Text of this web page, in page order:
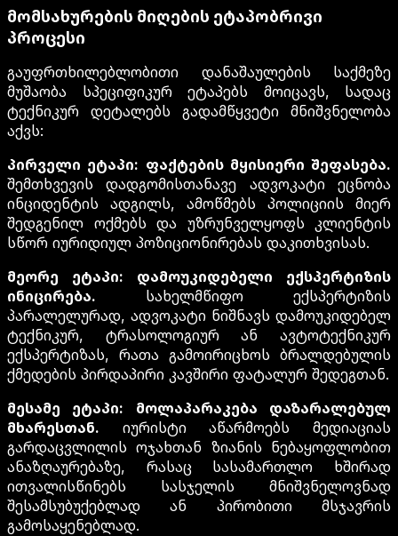
მომსახურების მიღების ეტაპობრივი
პროცესი
გაუფრთხილებლობითი დანაშაულების საქმეზე
მუშაობა სპეციფიკურ ეტაპებს მოიცავს, სადაც
ტექნიკურ დეტალებს გადამწყვეტი მნიშვნელობა
აქვს:
პირველი ეტაპი: ფაქტების მყისიერი შეფასება.
შემთხვევის დადგომისთანავე ადვოკატი ეცნობა
ინციდენტის ადგილს, ამოწმებს პოლიციის მიერ
შედგენილ ოქმებს და უზრუნველყოფს კლიენტის
სწორ იურიდიულ პოზიციონირებას დაკითხვისას.
მეორე ეტაპი: დამოუკიდებელი ექსპერტიზის
ინიცირება. სახელმწიფო ექსპერტიზის
პარალელურად, ადვოკატი ნიშნავს დამოუკიდებელ
ტექნიკურ, ტრასოლოგიურ ან ავტოტექნიკურ
ექსპერტიზას, რათა გამოირიცხოს ბრალდებულის
ქმედების პირდაპირი კავშირი ფატალურ შედეგთან.
მესამე ეტაპი: მოლაპარაკება დაზარალებულ
მხარესთან. იურისტი აწარმოებს მედიაციას
გარდაცვლილის ოჯახთან ზიანის ნებაყოფლობით
ანაზღაურებაზე, რასაც სასამართლო ხშირად
ითვალისწინებს სასჯელის მნიშვნელოვნად
შესამსუბუქებლად ან პირობითი მსჯავრის
გამოსაყენებლად.